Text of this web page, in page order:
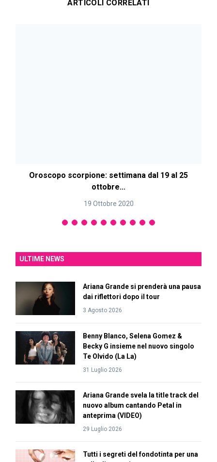
ARTICOLI CORRELATI
Oroscopo scorpione: settimana dal 19 al 25
ottobre...
19 Ottobre 2020
ULTIME NEWS
Ariana Grande si prenderà una pausa
dai riflettori dopo il tour
3 Agosto 2026
Benny Blanco, Selena Gomez &
Becky G insieme nel nuovo singolo
Te Olvido (La La)
31 Luglio 2026
Ariana Grande svela la title track del
nuovo album cantando Petal in
anteprima (VIDEO)
29 Luglio 2026
Tutti i segreti del fondotinta per una